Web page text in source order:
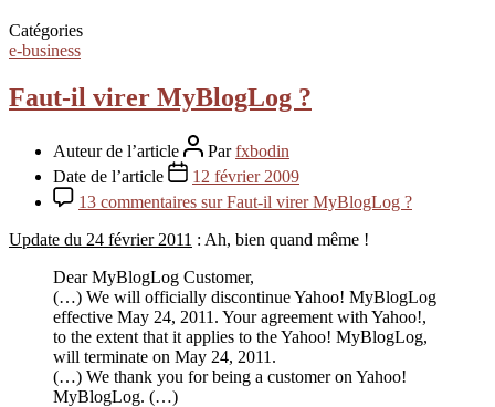
Catégories
e-business
Faut-il virer MyBlogLog ?
Auteur de l’article Parfxbodin
Date de l’article
12 février 2009
13 commentaires sur Faut-il virer MyBlogLog ?
Update du 24 février 2011 : Ah, bien quand même !
Dear MyBlogLog Customer,
(…) We will officially discontinue Yahoo! MyBlogLog
effective May 24, 2011. Your agreement with Yahoo!,
to the extent that it applies to the Yahoo! MyBlogLog,
will terminate on May 24, 2011.
(…) We thank you for being a customer on Yahoo!
MyBlogLog. (…)